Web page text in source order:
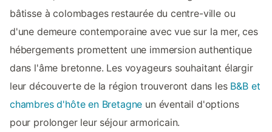
bâtisse à colombages restaurée du centre-ville ou
d'une demeure contemporaine avec vue sur la mer, ces
hébergements promettent une immersion authentique
dans l'âme bretonne. Les voyageurs souhaitant élargir
leur découverte de la région trouveront dans les B&B et
chambres d'hôte en Bretagne un éventail d'options
pour prolonger leur séjour armoricain.